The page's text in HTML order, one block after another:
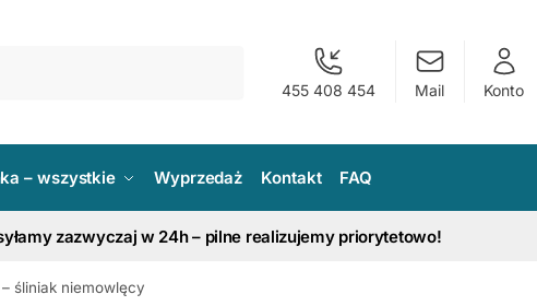
455 408 454 Mail Konto
– wszystkie Wyprzedaż Kontakt FAQ
zazwyczaj w 24h – pilne realizujemy priorytetowo!
śliniak niemowlęcy